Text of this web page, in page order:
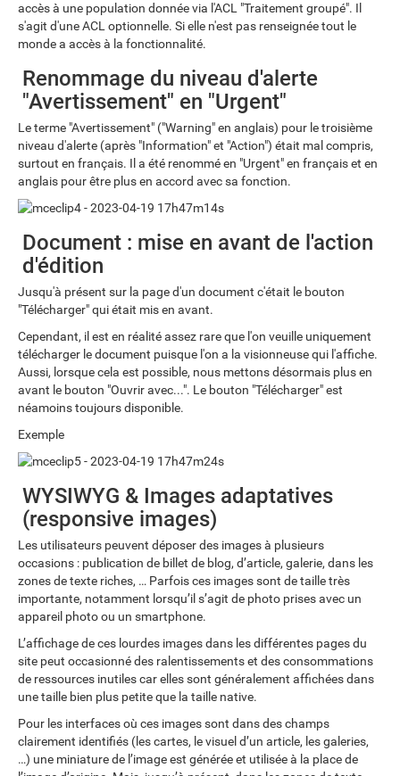
accès à une population donnée via l'ACL "Traitement groupé". Il
s'agit d'une ACL optionnelle. Si elle n'est pas renseignée tout le
monde a accès à la fonctionnalité.
Renommage du niveau d'alerte
"Avertissement" en "Urgent"
Le terme "Avertissement" ("Warning" en anglais) pour le troisième
niveau d'alerte (après "Information" et "Action") était mal compris,
surtout en français. Il a été renommé en "Urgent" en français et en
anglais pour être plus en accord avec sa fonction.
Document : mise en avant de l'action
d'édition
Jusqu'à présent sur la page d'un document c'était le bouton
"Télécharger" qui était mis en avant.
Cependant, il est en réalité assez rare que l'on veuille uniquement
télécharger le document puisque l'on a la visionneuse qui l'affiche.
Aussi, lorsque cela est possible, nous mettons désormais plus en
avant le bouton "Ouvrir avec...". Le bouton "Télécharger" est
néamoins toujours disponible.
Exemple
WYSIWYG & Images adaptatives
(responsive images)
Les utilisateurs peuvent déposer des images à plusieurs
occasions : publication de billet de blog, d’article, galerie, dans les
zones de texte riches, … Parfois ces images sont de taille très
importante, notamment lorsqu’il s’agit de photo prises avec un
appareil photo ou un smartphone.
L’affichage de ces lourdes images dans les différentes pages du
site peut occasionné des ralentissements et des consommations
de ressources inutiles car elles sont généralement affichées dans
une taille bien plus petite que la taille native.
Pour les interfaces où ces images sont dans des champs
clairement identifiés (les cartes, le visuel d’un article, les galeries,
…) une miniature de l’image est générée et utilisée à la place de